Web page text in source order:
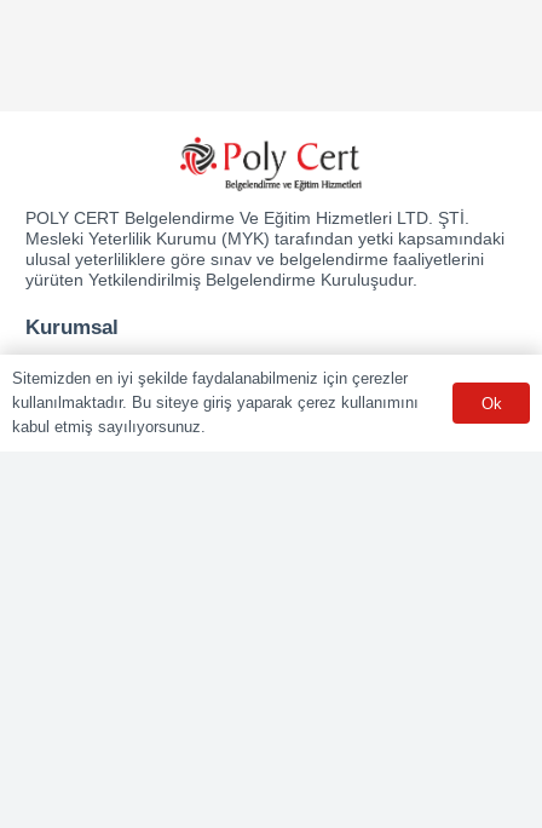
POLY CERT Belgelendirme Ve Eğitim Hizmetleri LTD. ŞTİ.
Mesleki Yeterlilik Kurumu (MYK) tarafından yetki kapsamındaki
ulusal yeterliliklere göre sınav ve belgelendirme faaliyetlerini
yürüten Yetkilendirilmiş Belgelendirme Kuruluşudur.
Kurumsal
Online Başvuru
Ücret Listesi
Sitemizden en iyi şekilde faydalanabilmeniz için çerezler
kullanılmaktadır. Bu siteye giriş yaparak çerez kullanımını
kabul etmiş sayılıyorsunuz.
Ok